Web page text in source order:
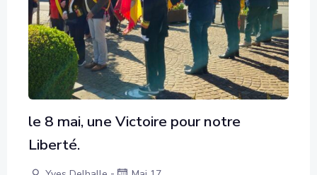
le 8 mai, une Victoire pour notre
Liberté.